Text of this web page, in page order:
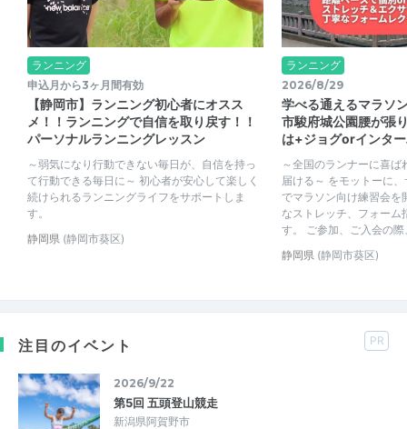
ランニング
申込月から3ヶ月間有効
【静岡市】ランニング初心者にオスス
メ！！ランニングで自信を取り戻す！！
パーソナルランニングレッスン
～弱気になり行動できない毎日が、自信を持っ
て行動できる毎日に～ 初心者が安心して楽しく
続けられるランニングライフをサポートしま
す。
静岡県 (静岡市葵区)
ランニング
2026/8/29
学べる通えるマラソ
市駿府城公園腰が張
は+ジョグorインタ
～全国のランナーに喜ば
届ける～ をモットーに
でマラソン向け練習会を
なストレッチ、フォーム
す。 ご参加、ご入会の
静岡県 (静岡市葵区)
注目のイベント PR
2026/9/22
第5回 五頭登山競走
新潟県阿賀野市